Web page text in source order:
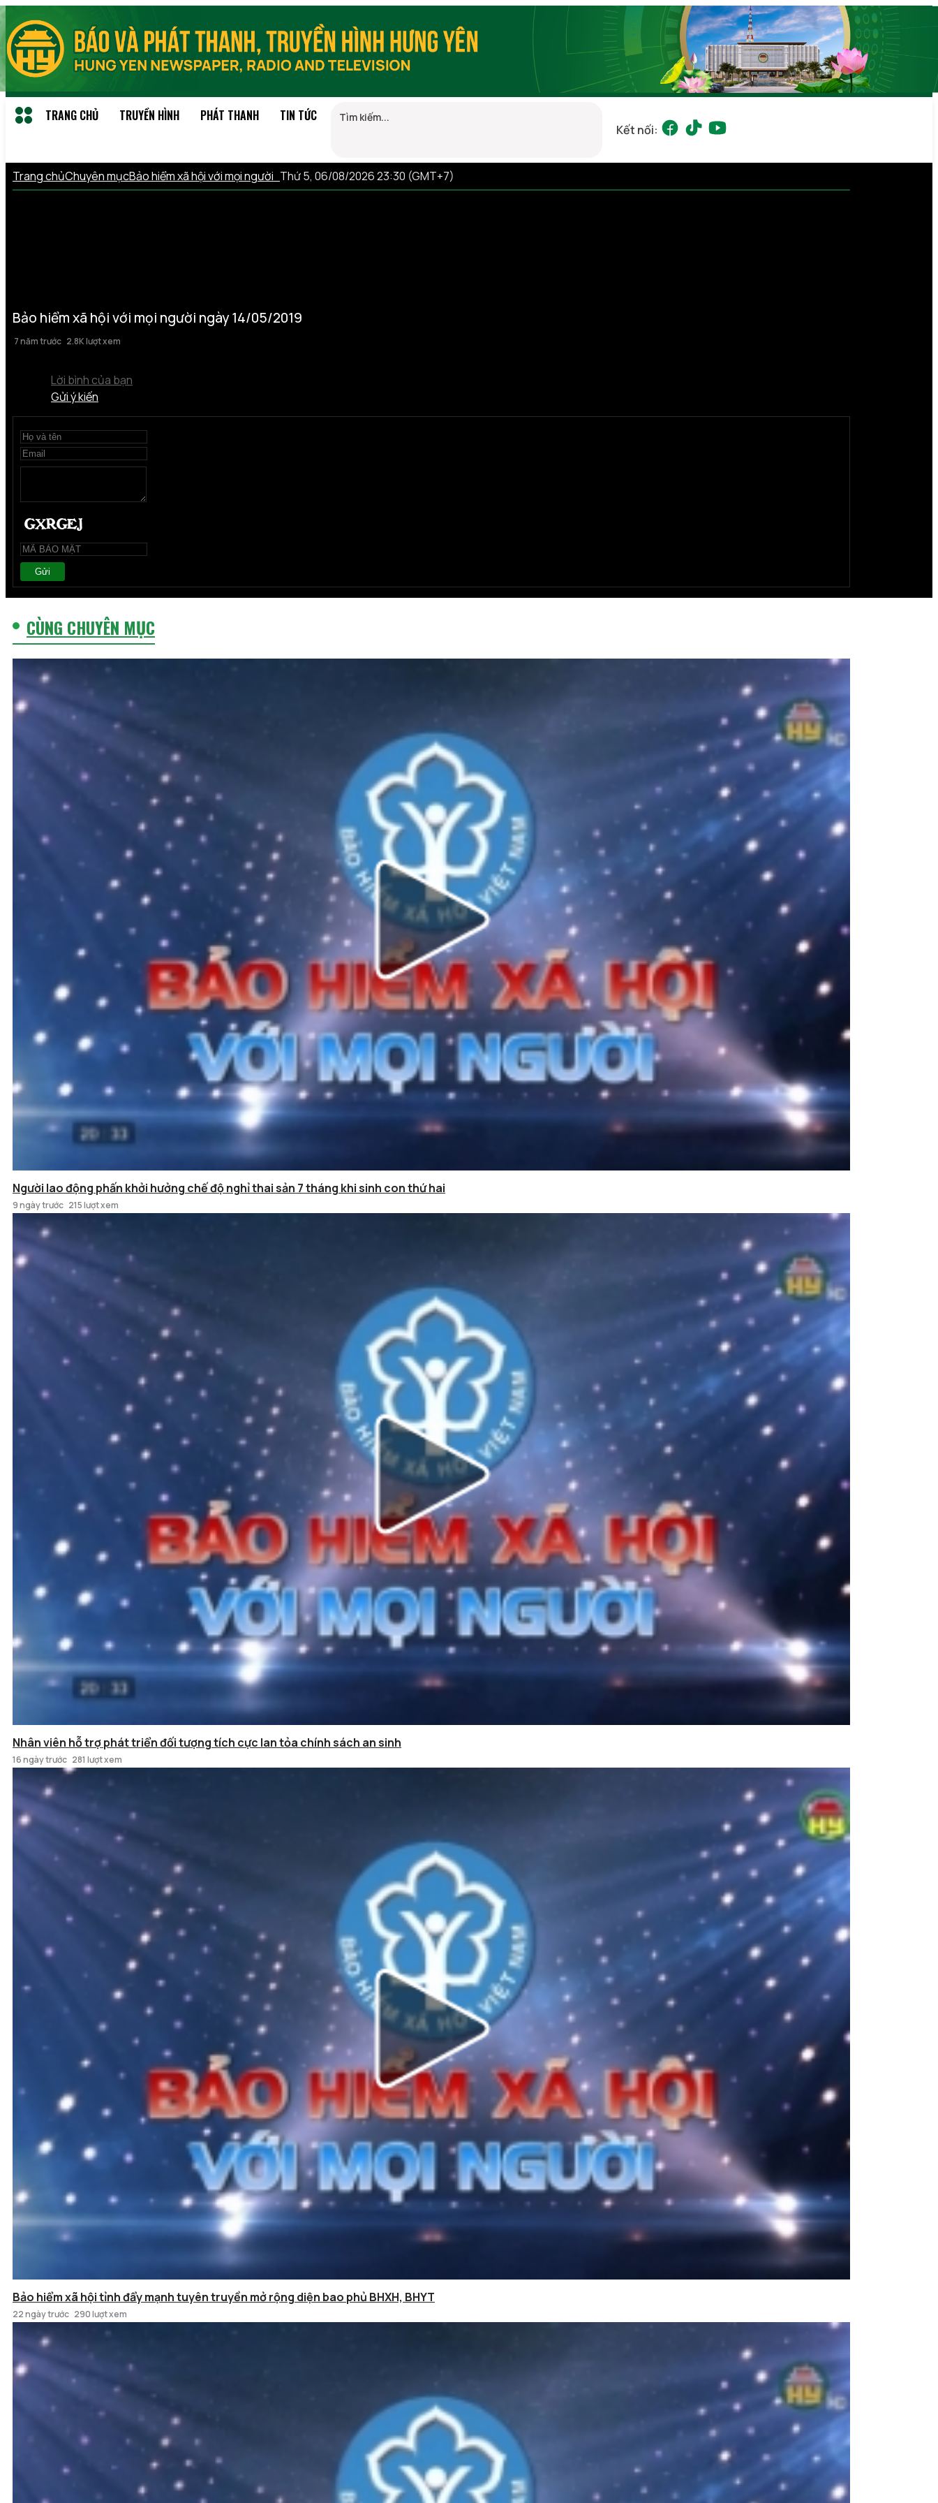
TRANG CHỦ TRUYỀN HÌNH PHÁT THANH TIN TỨC
Kết nối:
Trang chủChuyên mụcBảo hiểm xã hội với mọi người Thứ 5, 06/08/2026 23:30 (GMT+7)
Bảo hiểm xã hội với mọi người ngày 14/05/2019
7 năm trước 2.8K lượt xem
Lời bình của bạn
Gửi ý kiến
Gửi
CÙNG CHUYÊN MỤC
Người lao động phấn khởi hưởng chế độ nghỉ thai sản 7 tháng khi sinh con thứ hai
9 ngày trước 215 lượt xem
Nhân viên hỗ trợ phát triển đối tượng tích cực lan tỏa chính sách an sinh
16 ngày trước 281 lượt xem
Bảo hiểm xã hội tỉnh đẩy mạnh tuyên truyền mở rộng diện bao phủ BHXH, BHYT
22 ngày trước 290 lượt xem